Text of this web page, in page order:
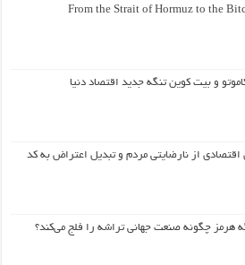
From the Strait of Hormuz to the
و بیت کوین تنگه جدید اقتصاد دنیا
اقتصادی از نارضایتی مردم و تبدیل اعتراض به کد
هرمز چگونه صنعت جهانی تراشه را فلج می‌کند؟